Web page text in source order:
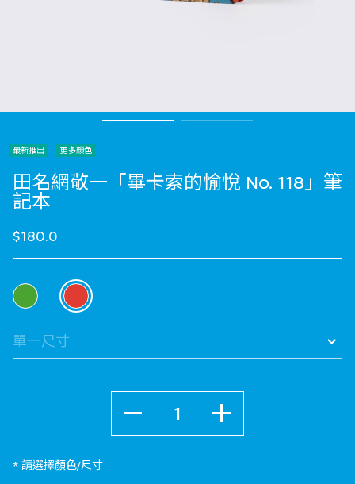
最新推出 更多顏色
田名網敬一「畢卡索的愉悅 No. 118」筆
記本
$180.0
選擇 顏色
selected
* 請選擇顏色/尺寸